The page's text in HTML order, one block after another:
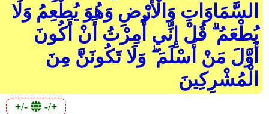
السَّمَاوَاتِ وَالْأَرْضِ وَهُوَ يُطْعِمُ وَلَا
يُطْعَمُ ۗ قُلْ إِنِّي أُمِرْتُ أَنْ أَكُونَ
أَوَّلَ مَنْ أَسْلَمَ ۖ وَلَا تَكُونَنَّ مِنَ
الْمُشْرِكِينَ
+/- -/+